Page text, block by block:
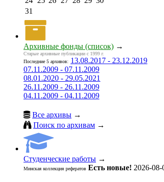
31
Архивные фонды (список) →
Старые архивные публикации с 1999 г.
Последние 5 архивов: 13.08.2017 - 23.12.2019
07.11.2009 - 07.11.2009
08.01.2020 - 29.05.2021
26.11.2009 - 26.11.2009
04.11.2009 - 04.11.2009
Все архивы →
Поиск по архивам →
Студенческие работы →
Минская коллекция рефератов Есть новые! 2026-08-